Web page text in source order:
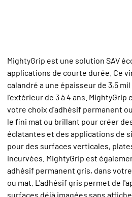
MightyGrip est une solution SAV
applications de courte durée. Ce
calandré a une épaisseur de 3,5
l’extérieur de 3 à 4 ans.
votre choix d'adhésif permanent
le fini mat ou brillant pour créer
éclatantes et des applications de
pour des surfaces verticales,
incurvées. MightyGrip est
adhésif permanent gris, dans
ou mat. L'adhésif gris permet de
surfaces déjà imagées sans